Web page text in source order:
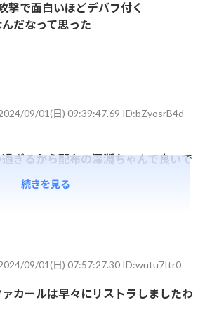
撃で面白いほどデバフ付く
だなって思った
09/01(日) 09:39:47.69 ID:bZyosrB4d
ぎるから配布の深淵ちゃんで良いで
09/01(日) 07:57:27.30 ID:wutu7Itr0
カールは早々にリストラしましたわ
続きを見る